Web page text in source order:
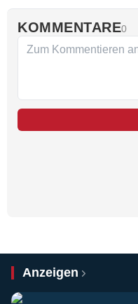
KOMMENTARE0
Anzeigen